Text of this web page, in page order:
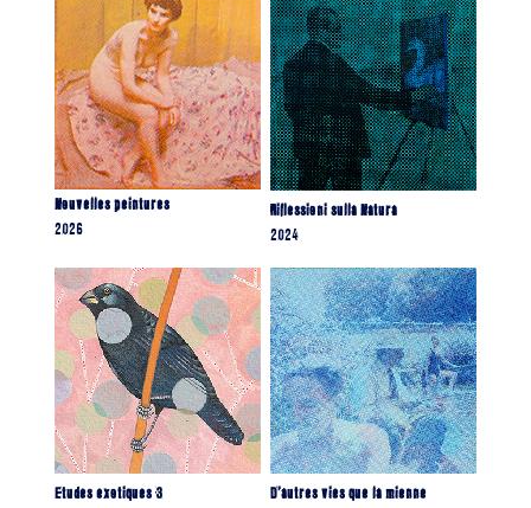
Nouvelles peintures
2026
Riflessioni sulla Natura
2024
Etudes exotiques 3
D'autres vies que la mienne